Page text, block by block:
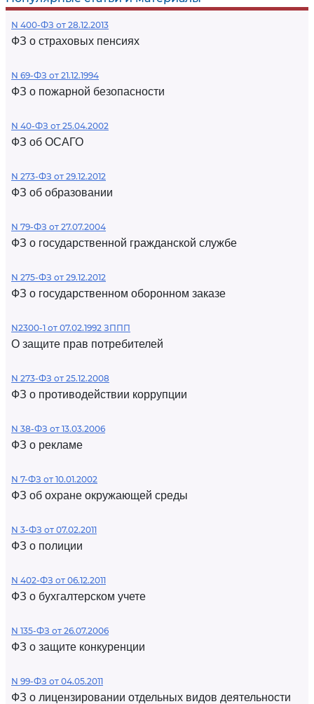
N 400-ФЗ от 28.12.2013
ФЗ о страховых пенсиях
N 69-ФЗ от 21.12.1994
ФЗ о пожарной безопасности
N 40-ФЗ от 25.04.2002
ФЗ об ОСАГО
N 273-ФЗ от 29.12.2012
ФЗ об образовании
N 79-ФЗ от 27.07.2004
ФЗ о государственной гражданской службе
N 275-ФЗ от 29.12.2012
ФЗ о государственном оборонном заказе
N2300-1 от 07.02.1992 ЗППП
О защите прав потребителей
N 273-ФЗ от 25.12.2008
ФЗ о противодействии коррупции
N 38-ФЗ от 13.03.2006
ФЗ о рекламе
N 7-ФЗ от 10.01.2002
ФЗ об охране окружающей среды
N 3-ФЗ от 07.02.2011
ФЗ о полиции
N 402-ФЗ от 06.12.2011
ФЗ о бухгалтерском учете
N 135-ФЗ от 26.07.2006
ФЗ о защите конкуренции
N 99-ФЗ от 04.05.2011
ФЗ о лицензировании отдельных видов деятельности